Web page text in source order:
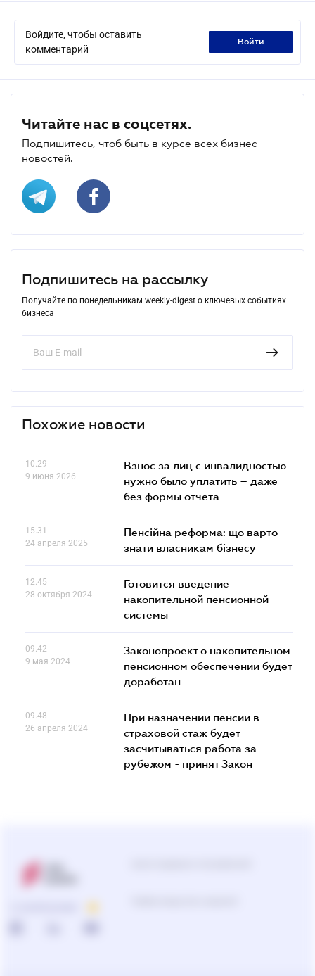
Войдите, чтобы оставить
комментарий
войти
Читайте нас в соцсетях.
Подпишитесь, чтоб быть в курсе всех бизнес-
новостей.
Подпишитесь на рассылку
Получайте по понедельникам weekly-digest о ключевых событиях
бизнеса
Похожие новости
10.29
9 июня 2026
Взнос за лиц с инвалидностью
нужно было уплатить – даже
без формы отчета
15.31
24 апреля 2025
Пенсійна реформа: що варто
знати власникам бізнесу
12.45
28 октября 2024
Готовится введение
накопительной пенсионной
системы
09.42
9 мая 2024
Законопроект о накопительном
пенсионном обеспечении будет
доработан
09.48
26 апреля 2024
При назначении пенсии в
страховой стаж будет
засчитываться работа за
рубежом - принят Закон